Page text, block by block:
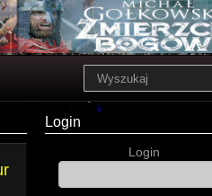
Login
Login